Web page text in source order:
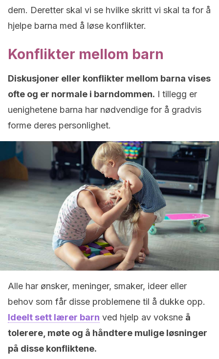
dem. Deretter skal vi se hvilke skritt vi skal ta for å
hjelpe barna med å løse konflikter.
Konflikter mellom barn
Diskusjoner eller konflikter mellom barna vises
ofte og er normale i barndommen. I tillegg er
uenighetene barna har nødvendige for å gradvis
forme deres personlighet.
Alle har ønsker, meninger, smaker, ideer eller
behov som får disse problemene til å dukke opp.
Ideelt sett lærer barn ved hjelp av voksne å
tolerere, møte og å håndtere mulige løsninger
på disse konfliktene.